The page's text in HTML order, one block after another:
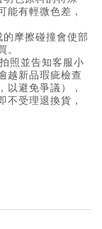
能有輕微色差，
摩擦碰撞會使部
。
照並告知客服小
越新品瑕疵檢查
以避免爭議），
不受理退換貨，